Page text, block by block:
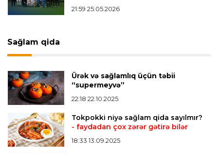
Offside 20:27 08.08.2026
Mingəçevirdə “Kürü keçək?! 5” yarışı keçirildi
Verstappen öz komandasının "Formula 1"də
iştirak etməyəcəyini açıqladı
Bütün xəbərlər >>>
21:59 25.05.2026
Sağlam qida
Ürək və sağlamlıq üçün təbii
“supermeyvə”
22:18 22.10.2025
Tokpokki niyə sağlam qida sayılmır?
- faydadan çox zərər gətirə bilər
18:33 13.09.2025